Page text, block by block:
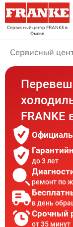
Сервисный центр FRANKEв
Омске
Сервисный
FRANKE
до 3 лет
ремонт по
в день
Срочный
от 35 минут